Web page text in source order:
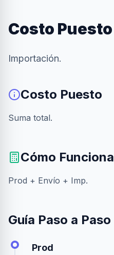
Costo Puesto
Importación.
Costo Puesto
Suma total.
Cómo Funciona
Prod + Envío + Imp.
Guía Paso a Paso
Prod